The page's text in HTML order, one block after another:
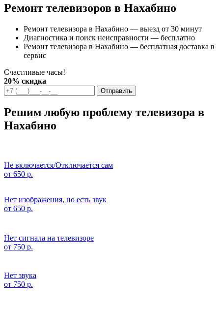
Ремонт телевизоров в Нахабино
Ремонт телевизора в Нахабино — выезд от 30 минут
Диагностика и поиск неисправности — бесплатно
Ремонт телевизора в Нахабино — бесплатная доставка в
сервис
Счастливые часы!
20% скидка
Отправить
Решим любую проблему телевизора в
Нахабино
Не включается/Отключается сам
от 650 р.
Нет изображения, но есть звук
от 650 р.
Нет сигнала на телевизоре
от 750 р.
Нет звука
от 750 р.